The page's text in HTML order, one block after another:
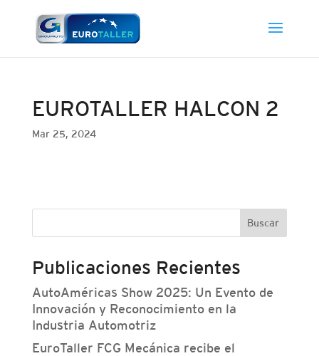
EUROTALLER HALCON 2
Mar 25, 2024
Buscar
Publicaciones Recientes
AutoAméricas Show 2025: Un Evento de
Innovación y Reconocimiento en la
Industria Automotriz
EuroTaller FCG Mecánica recibe el